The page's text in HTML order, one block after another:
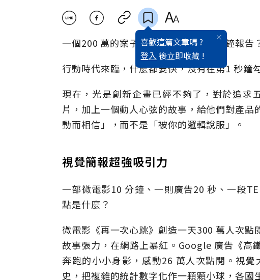
喜歡這篇文章嗎 ?
登入 後立即收藏 !
一個200 萬的案子，客戶願意給你幾分鐘報告
行動時代來臨，什麼都要快，沒有在第1 秒鐘
現在，光是創新企畫已經不夠了，對於追求
片，加上一個動人心弦的故事，給他們對產
動而相信」，而不是「被你的邏輯說服」。
視覺簡報超強吸引力
一部微電影10 分鐘、一則廣告20 秒、一段
點是什麼？
微電影《再一次心跳》創造一天300 萬人次
故事張力，在網路上暴紅。Google 廣告《高
奔跑的小小身影，感動26 萬人次點閱。視
史，把複雜的統計數字化作一顆顆小球，各國